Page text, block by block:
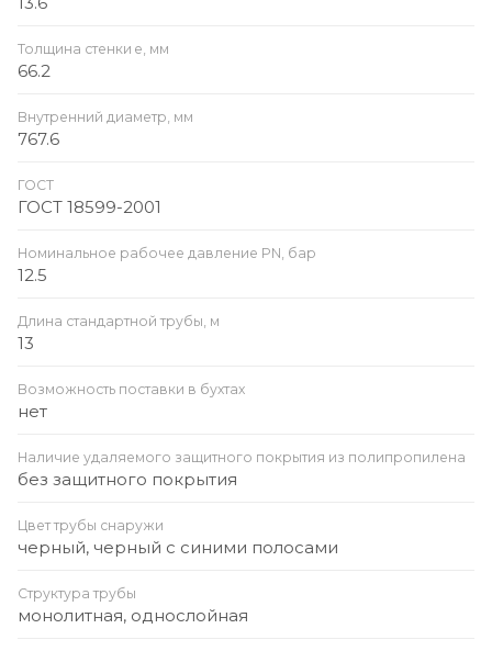
Толщина стенки e, мм
66.2
Внутренний диаметр, мм
767.6
ГОСТ
ГОСТ 18599-2001
Номинальное рабочее давление PN, бар
12.5
Длина стандартной трубы, м
13
Возможность поставки в бухтах
нет
Наличие удаляемого защитного покрытия из полипропилена
без защитного покрытия
Цвет трубы снаружи
черный, черный с синими полосами
Структура трубы
монолитная, однослойная